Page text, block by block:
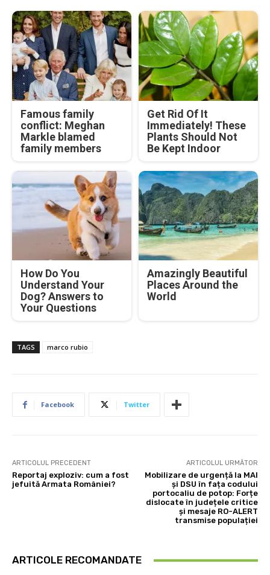
Famous family
conflict: Meghan
Markle blamed
family members
Get Rid Of It
Immediately! These
Plants Should Not
Be Kept Indoor
How Do You
Understand Your
Dog? Answers to
Your Questions
Amazingly Beautiful
Places Around the
World
TAGS marco rubio
Facebook Twitter
ARTICOLUL PRECEDENT
Reportaj exploziv: cum a fost
jefuită Armata României?
ARTICOLUL URMĂTOR
Mobilizare de urgență la MAI
și DSU în fața codului
portocaliu de potop: Forțe
dislocate în județele critice
și mesaje RO-ALERT
transmise populației
ARTICOLE RECOMANDATE